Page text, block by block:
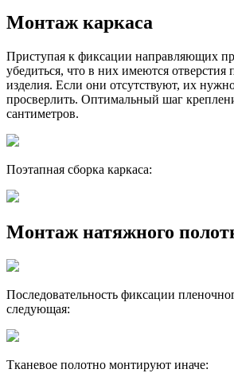
Монтаж каркаса
Приступая к фиксации направляющих
убедиться, что в них имеются
изделия. Если они отсутствуют, их
просверлить. Оптимальный шаг
сантиметров.
Поэтапная сборка каркаса:
Монтаж натяжного
Последовательность фиксации
следующая:
Тканевое полотно монтируют иначе: